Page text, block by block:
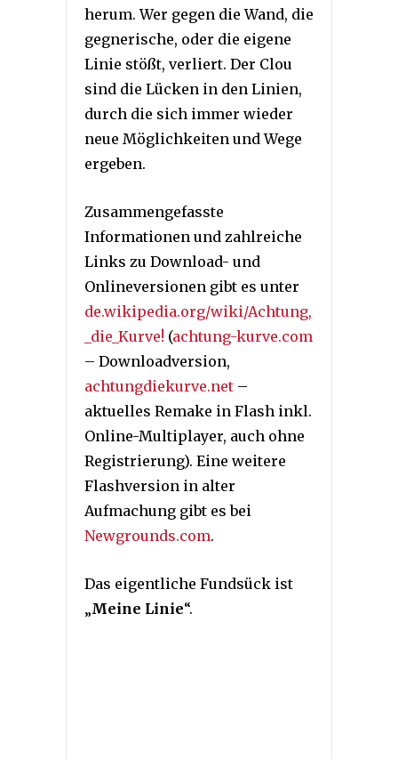
herum. Wer gegen die Wand, die
gegnerische, oder die eigene
Linie stößt, verliert. Der Clou
sind die Lücken in den Linien,
durch die sich immer wieder
neue Möglichkeiten und Wege
ergeben.
Zusammengefasste
Informationen und zahlreiche
Links zu Download- und
Onlineversionen gibt es unter
de.wikipedia.org/wiki/Achtung,
_die_Kurve! (achtung-kurve.com
– Downloadversion,
achtungdiekurve.net –
aktuelles Remake in Flash inkl.
Online-Multiplayer, auch ohne
Registrierung). Eine weitere
Flashversion in alter
Aufmachung gibt es bei
Newgrounds.com.
Das eigentliche Fundsück ist
„Meine Linie“.